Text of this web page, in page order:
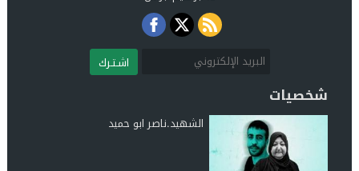
اشـتـرك
شخصيات
الشهيد.ناصر ابو حميد